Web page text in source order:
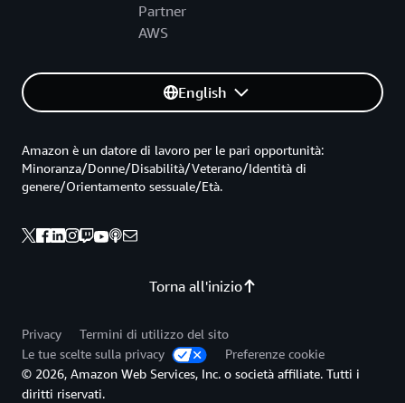
Partner
AWS
English
Torna all'inizio
Amazon è un datore di lavoro per le pari opportunità:
Minoranza/Donne/Disabilità/Veterano/Identità di
genere/Orientamento sessuale/Età.
Privacy
Termini di utilizzo del sito
Le tue scelte sulla privacy
Preferenze cookie
© 2026, Amazon Web Services, Inc. o società affiliate. Tutti i
diritti riservati.